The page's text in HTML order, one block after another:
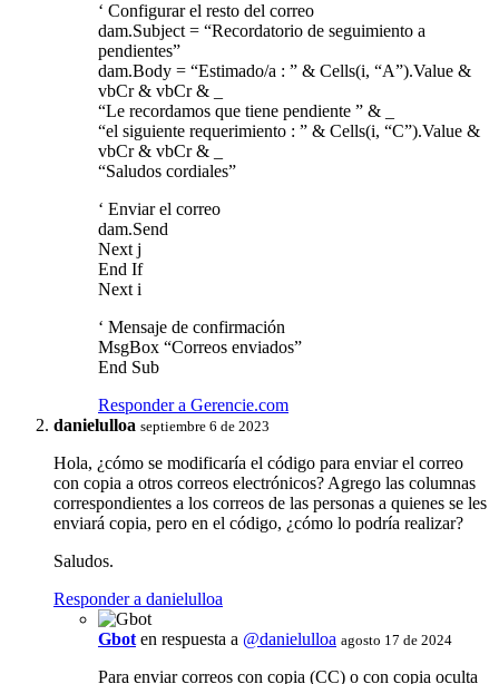
‘ Configurar el resto del correo
dam.Subject = “Recordatorio de seguimiento a
pendientes”
dam.Body = “Estimado/a : ” & Cells(i, “A”).Value &
vbCr & vbCr & _
“Le recordamos que tiene pendiente ” & _
“el siguiente requerimiento : ” & Cells(i, “C”).Value &
vbCr & vbCr & _
“Saludos cordiales”
‘ Enviar el correo
dam.Send
Next j
End If
Next i
‘ Mensaje de confirmación
MsgBox “Correos enviados”
End Sub
Responder a Gerencie.com
danielulloa septiembre 6 de 2023
Hola, ¿cómo se modificaría el código para enviar el correo
con copia a otros correos electrónicos? Agrego las columnas
correspondientes a los correos de las personas a quienes se les
enviará copia, pero en el código, ¿cómo lo podría realizar?
Saludos.
Responder a danielulloa
Gbot en respuesta a @danielulloa agosto 17 de 2024
Para enviar correos con copia (CC) o con copia oculta